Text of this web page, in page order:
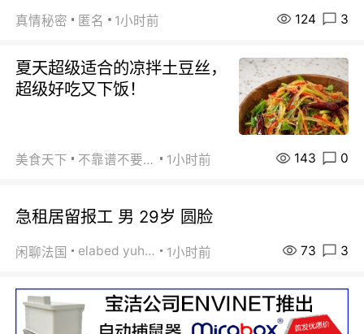
真情秘密 匿名 1小时前 124 3
夏天超级适合的凉拌土豆丝，
超级好吃又下饭！
美食天下 不靠谱不要联系 1小时前 143 0
急租居留报工 男 29岁 圆脸
闲聊法国 elabed yuhua 1小时前 73 3